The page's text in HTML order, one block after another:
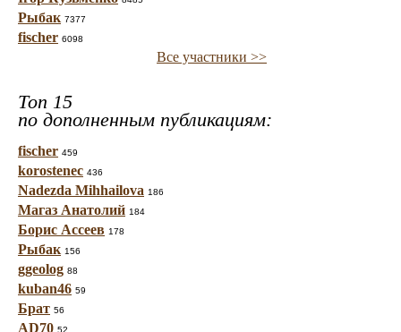
Рыбак 7377
fischer 6098
Все участники >>
Топ 15
по дополненным публикациям:
fischer 459
korostenec 436
Nadezda Mihhailova 186
Магаз Анатолий 184
Борис Ассеев 178
Рыбак 156
ggeolog 88
kuban46 59
Брат 56
AD70 52